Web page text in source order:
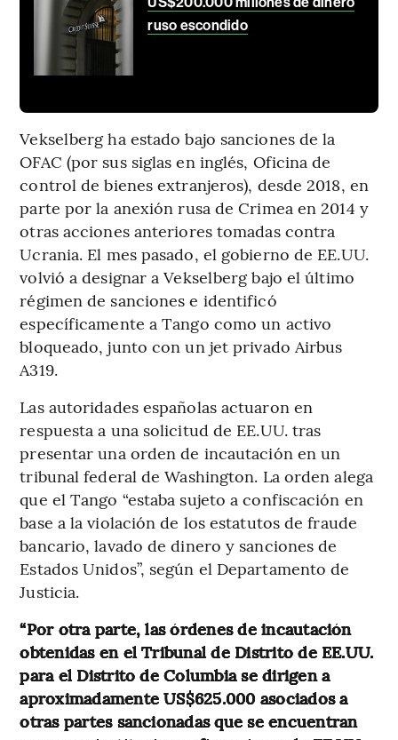
ruso escondido
Vekselberg ha estado bajo sanciones de la
OFAC (por sus siglas en inglés, Oficina de
control de bienes extranjeros), desde 2018, en
parte por la anexión rusa de Crimea en 2014 y
otras acciones anteriores tomadas contra
Ucrania. El mes pasado, el gobierno de EE.UU.
volvió a designar a Vekselberg bajo el último
régimen de sanciones e identificó
específicamente a Tango como un activo
bloqueado, junto con un jet privado Airbus
A319.
Las autoridades españolas actuaron en
respuesta a una solicitud de EE.UU. tras
presentar una orden de incautación en un
tribunal federal de Washington. La orden alega
que el Tango “estaba sujeto a confiscación en
base a la violación de los estatutos de fraude
bancario, lavado de dinero y sanciones de
Estados Unidos”, según el Departamento de
Justicia.
“Por otra parte, las órdenes de incautación
obtenidas en el Tribunal de Distrito de EE.UU.
para el Distrito de Columbia se dirigen a
aproximadamente US$625.000 asociados a
otras partes sancionadas que se encuentran